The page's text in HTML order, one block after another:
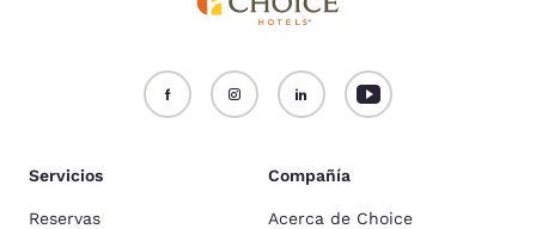
Servicios
Reservas
Compañía
Acerca de Choice